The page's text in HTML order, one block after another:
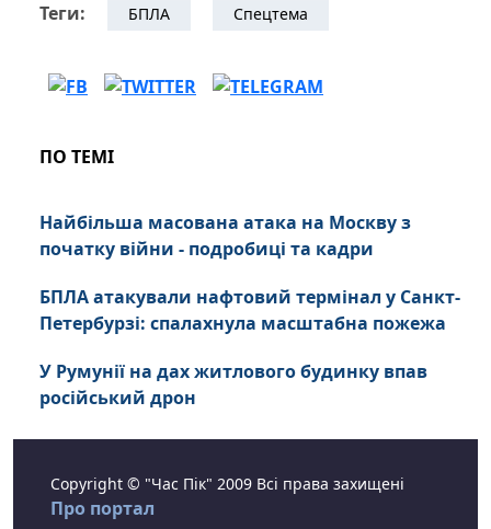
Теги: БПЛА Спецтема
ПО ТЕМІ
Найбільша масована атака на Москву з
початку війни - подробиці та кадри
БПЛА атакували нафтовий термінал у Санкт-
Петербурзі: спалахнула масштабна пожежа
У Румунії на дах житлового будинку впав
російський дрон
Copyright © "Час Пік" 2009 Всі права захищені
Про портал